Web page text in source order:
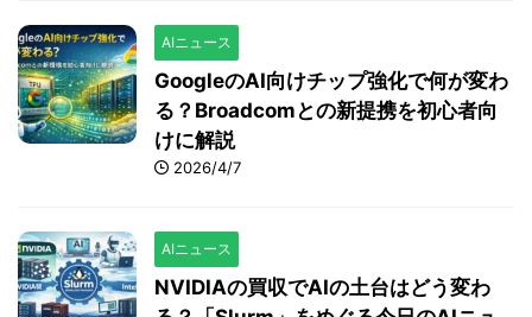
AIニュース
GoogleのAI向けチップ強化で何が変わ
る？Broadcomとの新提携を初心者向
けに解説
2026/4/7
AIニュース
NVIDIAの買収でAIの土台はどう変わ